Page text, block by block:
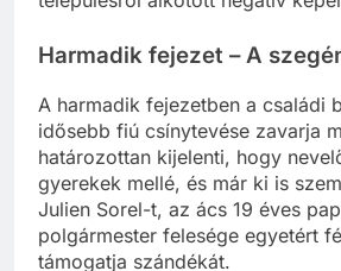
Harmadik fejezet – A
A harmadik fejezetben a családi
idősebb fiú csínytevése zavarja
határozottan kijelenti, hogy
gyerekek mellé, és már ki is
Julien Sorel-t, az ács 19 éves
polgármester felesége egyetért